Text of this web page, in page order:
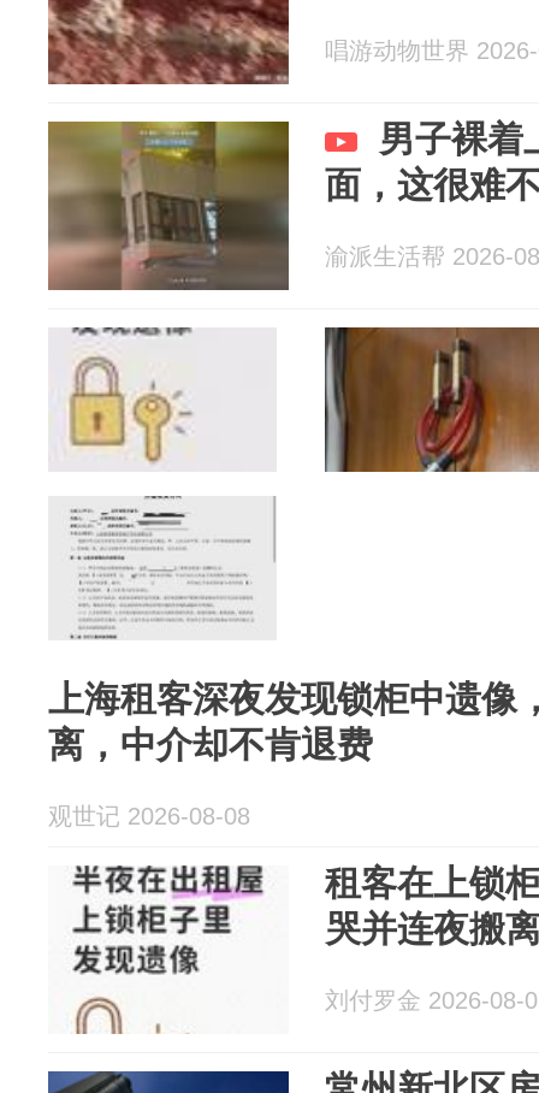
唱游动物世界
男子裸着
面，这很难
渝派生活帮 2026-
上海租客深夜发现锁柜中遗像
离，中介却不肯退费
观世记 2026-08-08
租客在上锁
哭并连夜搬
刘付罗金 2026-08-